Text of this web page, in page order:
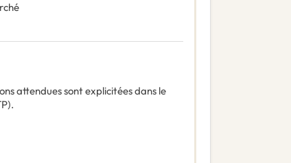
attendues sont explicitées dans le